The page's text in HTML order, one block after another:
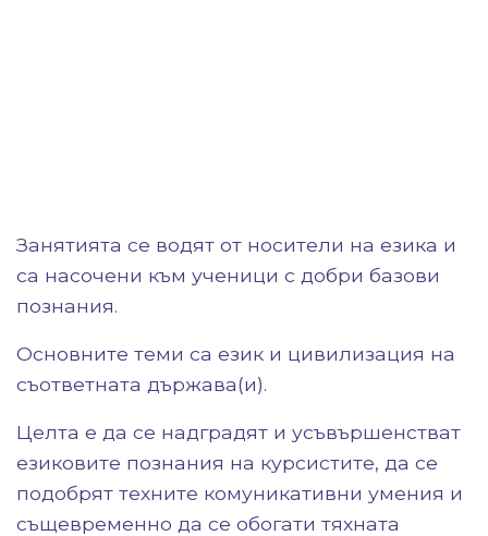
Занятията се водят от носители на езика и
са насочени към ученици с добри базови
познания.
Основните теми са език и цивилизация на
съответната държава(и).
Целта е да се надградят и усъвършенстват
езиковите познания на курсистите, да се
подобрят техните комуникативни умения и
същевременно да се обогати тяхната